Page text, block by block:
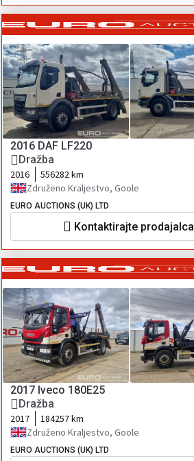
2016 DAF LF220
Dražba
2016
556282 km
Združeno Kraljestvo, Goole
EURO AUCTIONS (UK) LTD
Kontaktirajte prodajalca
2017 Iveco 180E25
Dražba
2017
184257 km
Združeno Kraljestvo, Goole
EURO AUCTIONS (UK) LTD